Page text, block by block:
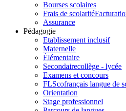
Bourses scolaires
Frais de scolarité
Assurance
Pédagogie
Etablissement inclusif
Maternelle
Élémentaire
Secondairecollège - lycée
Examens et concours
FLScofrançais langue de
Orientation
Stage professionnel